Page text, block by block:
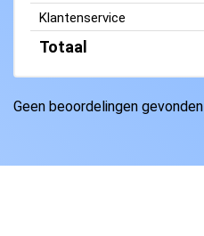
Klantenservice
Totaal
Geen beoordelingen gevonden